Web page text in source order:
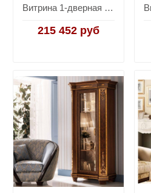
Витрина 1-дверная Arredo Classic Liberty, правая
215 452 руб